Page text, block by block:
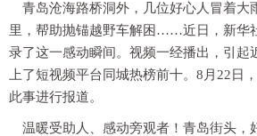
青岛沧海路桥洞外，几位好心人冒着大
里，帮助抛锚越野车解困……近日，新华
录了这一感动瞬间。视频一经播出，引起
上了短视频平台同城热榜前十。8月22日
此事进行报道。
温暖受助人、感动旁观者！青岛街头，